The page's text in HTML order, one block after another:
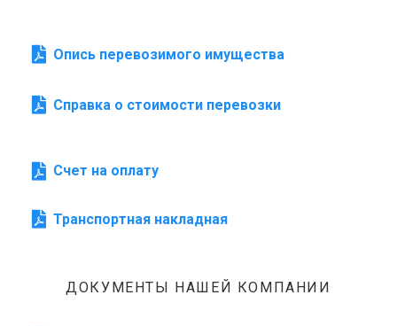
Опись перевозимого имущества
Справка о стоимости перевозки
Счет на оплату
Транспортная накладная
ДОКУМЕНТЫ НАШЕЙ КОМПАНИИ